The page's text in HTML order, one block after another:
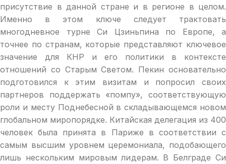
присутствие в данной стране и в регионе в целом.
Именно в этом ключе следует трактовать
многодневное турне Си Цзиньпина по Европе, а
точнее по странам, которые представляют ключевое
значение для КНР и его политики в контексте
отношений со Старым Светом. Пекин основательно
подготовился к этим визитам и попросил своих
партнеров поддержать «помпу», соответствующую
роли и месту Поднебесной в складывающемся новом
глобальном миропорядке. Китайская делегация из 400
человек была принята в Париже в соответствии с
самым высшим уровнем церемониала, подобающего
лишь нескольким мировым лидерам. В Белграде Си